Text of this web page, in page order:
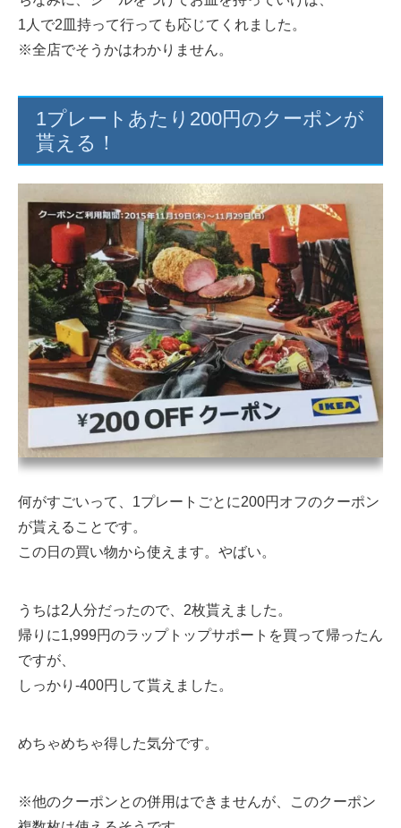
1人で2皿持って行っても応じてくれました。
※全店でそうかはわかりません。
1プレートあたり200円のクーポンが
貰える！
何がすごいって、1プレートごとに200円オフのクーポン
が貰えることです。
この日の買い物から使えます。やばい。
うちは2人分だったので、2枚貰えました。
帰りに1,999円のラップトップサポートを買って帰ったん
ですが、
しっかり-400円して貰えました。
めちゃめちゃ得した気分です。
※他のクーポンとの併用はできませんが、このクーポン